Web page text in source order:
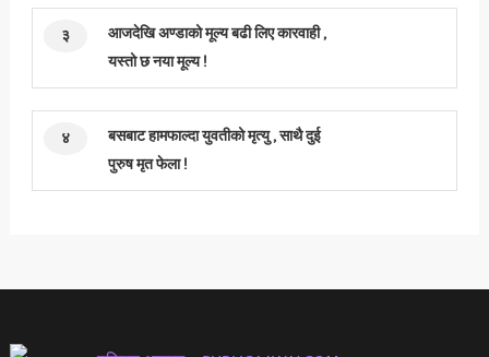
३
आजदेखि अण्डाको मूल्य बढी लिए कारवाही ,
यस्तो छ नया मूल्य !
४
बसबाट हामफाल्दा युवतीको मृत्यु , साथै दुई
पुरुष मृत फेला !